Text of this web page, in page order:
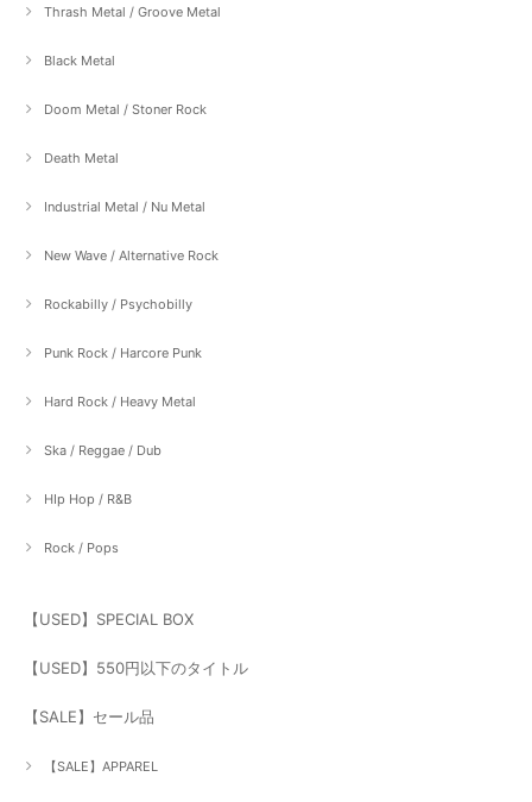
Thrash Metal / Groove Metal
Black Metal
Doom Metal / Stoner Rock
Death Metal
Industrial Metal / Nu Metal
New Wave / Alternative Rock
Rockabilly / Psychobilly
Punk Rock / Harcore Punk
Hard Rock / Heavy Metal
Ska / Reggae / Dub
HIp Hop / R&B
Rock / Pops
【USED】SPECIAL BOX
【USED】550円以下のタイトル
【SALE】セール品
【SALE】APPAREL